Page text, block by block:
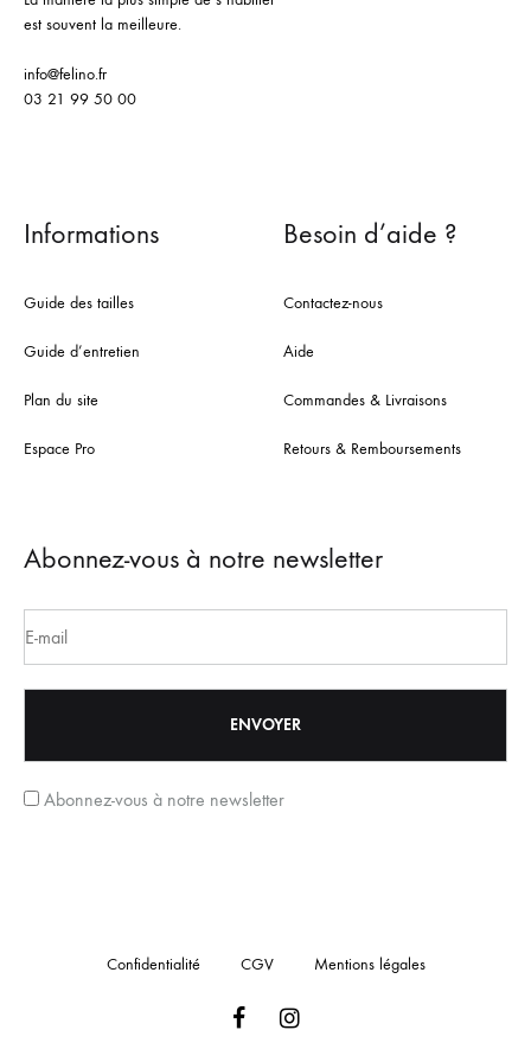
est souvent la meilleure.
info@felino.fr
03 21 99 50 00
Informations
Guide des tailles
Guide d’entretien
Plan du site
Espace Pro
Besoin d’aide ?
Contactez-nous
Aide
Commandes & Livraisons
Retours & Remboursements
Abonnez-vous à notre newsletter
Abonnez-vous à notre newsletter
Confidentialité CGV Mentions légales
FacebookInstagram